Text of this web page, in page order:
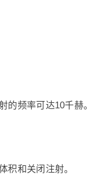
频率可达10千赫。
积和关闭注射。